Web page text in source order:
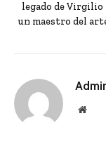
legado de
un maestro del